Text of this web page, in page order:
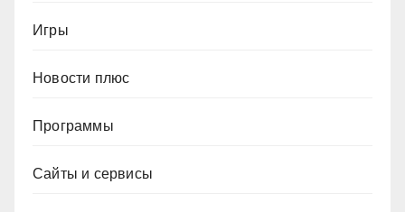
Игры
Новости плюс
Программы
Сайты и сервисы